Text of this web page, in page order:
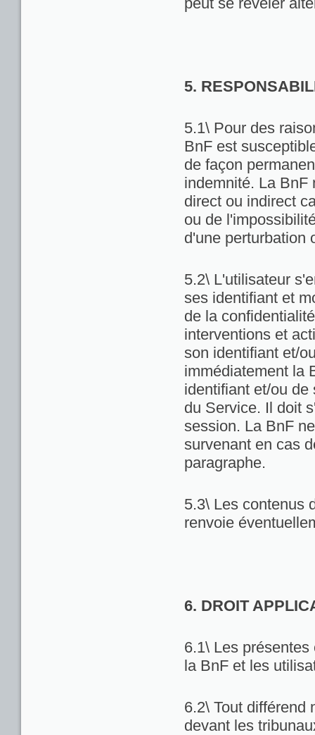
5.
5.1\ Pour des
BnF est
de façon
indemnité. La BnF
direct ou indirect
ou de
d'une perturbation
5.2\ L'utilisateur
ses identifiant et
de la
interventions et
son identifiant et/
immédiatement la
identifiant et/ou
du Service. Il doit
session. La BnF
survenant en cas
paragraphe.
5.3\ Les contenus
renvoie
6. DROIT
6.1\ Les
la BnF et les
6.2\ Tout différend
devant les